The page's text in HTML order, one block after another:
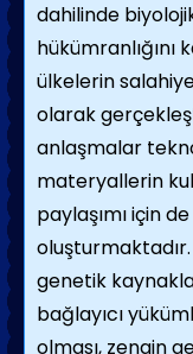
dahilinde
ülkelerin
olarak
anlaşmalar
materyallerin
paylaşımı için
oluşturmaktadır.
genetik
bağlayıcı
olması, zengin